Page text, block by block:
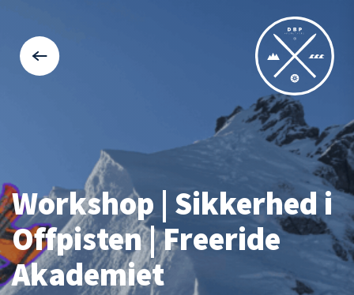
Workshop | Sikkerhed i
Offpisten | Freeride
Akademiet